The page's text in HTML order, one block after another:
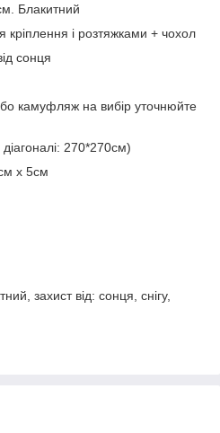
Блакитний
кріплення і розтяжками + чохол
сонця
камуфляж на вибір уточнюйте
270*270см)
x 5см
захист від: сонця, снігу,